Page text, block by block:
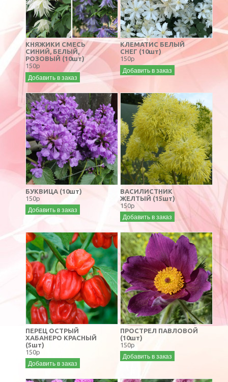
КНЯЖИКИ СМЕСЬ
СИНИЙ, БЕЛЫЙ,
РОЗОВЫЙ (10шт)
150р
Добавить в заказ
КЛЕМАТИС БЕЛЫЙ
СНЕГ (10шт)
150р
Добавить в заказ
БУКВИЦА (10шт)
150р
Добавить в заказ
ВАСИЛИСТНИК
ЖЕЛТЫЙ (15шт)
150р
Добавить в заказ
ПЕРЕЦ ОСТРЫЙ
ХАБАНЕРО КРАСНЫЙ
(5шт)
150р
Добавить в заказ
ПРОСТРЕЛ ПАВЛОВОЙ
(10шт)
150р
Добавить в заказ